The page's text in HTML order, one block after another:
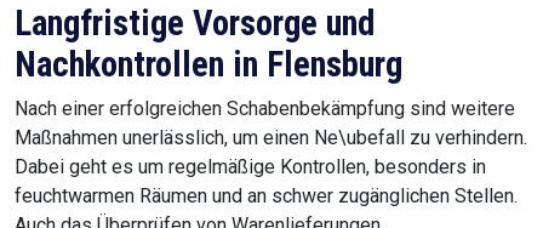
Langfristige Vorsorge und
Nachkontrollen in Flensburg
Nach einer erfolgreichen Schabenbekämpfung sind weitere
Maßnahmen unerlässlich, um einen Ne\ubefall zu verhindern.
Dabei geht es um regelmäßige Kontrollen, besonders in
feuchtwarmen Räumen und an schwer zugänglichen Stellen.